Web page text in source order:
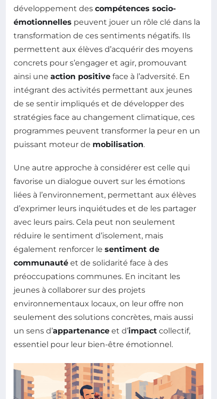
développement des compétences socio-
émotionnelles peuvent jouer un rôle clé dans la
transformation de ces sentiments négatifs. Ils
permettent aux élèves d’acquérir des moyens
concrets pour s’engager et agir, promouvant
ainsi une action positive face à l’adversité. En
intégrant des activités permettant aux jeunes
de se sentir impliqués et de développer des
stratégies face au changement climatique, ces
programmes peuvent transformer la peur en un
puissant moteur de mobilisation.
Une autre approche à considérer est celle qui
favorise un dialogue ouvert sur les émotions
liées à l’environnement, permettant aux élèves
d’exprimer leurs inquiétudes et de les partager
avec leurs pairs. Cela peut non seulement
réduire le sentiment d’isolement, mais
également renforcer le sentiment de
communauté et de solidarité face à des
préoccupations communes. En incitant les
jeunes à collaborer sur des projets
environnementaux locaux, on leur offre non
seulement des solutions concrètes, mais aussi
un sens d’appartenance et d’impact collectif,
essentiel pour leur bien-être émotionnel.